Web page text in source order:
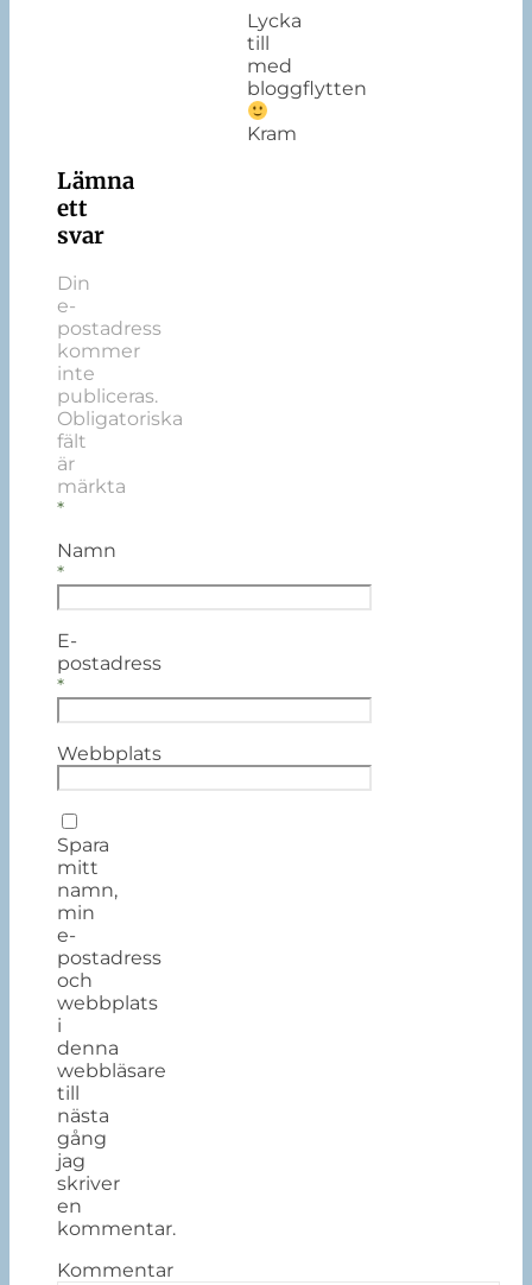
Lycka
till
med
bloggflytten
Kram
Lämna
ett
svar
Din
e-
postadress
kommer
inte
publiceras.
Obligatoriska
fält
är
märkta
*
Namn
*
E-
postadress
*
Webbplats
Spara
mitt
namn,
min
e-
postadress
och
webbplats
i
denna
webbläsare
till
nästa
gång
jag
skriver
en
kommentar.
Kommentar